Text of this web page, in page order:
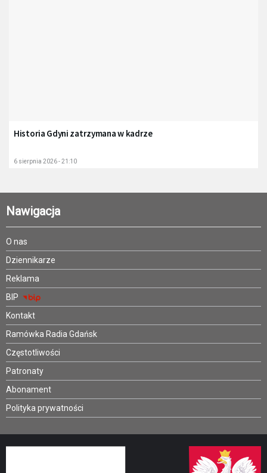
Historia Gdyni zatrzymana w kadrze
6 sierpnia 2026 - 21:10
Nawigacja
O nas
Dziennikarze
Reklama
BIP
Kontakt
Ramówka Radia Gdańsk
Częstotliwości
Patronaty
Abonament
Polityka prywatności